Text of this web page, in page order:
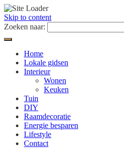
Skip to content
Zoeken naar:
Home
Lokale gidsen
Interieur
Wonen
Keuken
Tuin
DIY
Raamdecoratie
Energie besparen
Lifestyle
Contact